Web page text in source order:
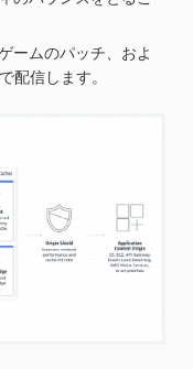
ームのパッチ、およ
配信します。